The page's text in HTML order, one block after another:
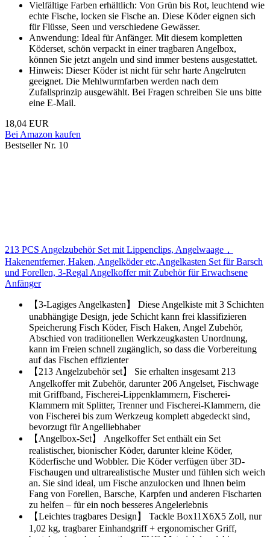
Vielfältige Farben erhältlich: Von Grün bis Rot, leuchtend wie
echte Fische, locken sie Fische an. Diese Köder eignen sich
für Flüsse, Seen und verschiedene Gewässer.
Anwendung: Ideal für Anfänger. Mit diesem kompletten
Köderset, schön verpackt in einer tragbaren Angelbox,
können Sie jetzt angeln und sind immer bestens ausgestattet.
Hinweis: Dieser Köder ist nicht für sehr harte Angelruten
geeignet. Die Mehlwurmfarben werden nach dem
Zufallsprinzip ausgewählt. Bei Fragen schreiben Sie uns bitte
eine E-Mail.
18,04 EUR
Bei Amazon kaufen
Bestseller Nr. 10
213 PCS Angelzubehör Set mit Lippenclips, Angelwaage，
Hakenentferner, Haken, Angelköder etc,Angelkasten Set für Barsch
und Forellen, 3-Regal Angelkoffer mit Zubehör für Erwachsene
Anfänger
【3-Lagiges Angelkasten】 Diese Angelkiste mit 3 Schichten
unabhängige Design, jede Schicht kann frei klassifizieren
Speicherung Fisch Köder, Fisch Haken, Angel Zubehör,
Abschied von traditionellen Werkzeugkasten Unordnung,
kann im Freien schnell zugänglich, so dass die Vorbereitung
auf das Fischen effizienter
【213 Angelzubehör set】 Sie erhalten insgesamt 213
Angelkoffer mit Zubehör, darunter 206 Angelset, Fischwage
mit Griffband, Fischerei-Lippenklammern, Fischerei-
Klammern mit Splitter, Trenner und Fischerei-Klammern, die
von Fischerei bis zum Werkzeug komplett abgedeckt sind,
bevorzugt für Angelliebhaber
【Angelbox-Set】 Angelkoffer Set enthält ein Set
realistischer, bionischer Köder, darunter kleine Köder,
Köderfische und Wobbler. Die Köder verfügen über 3D-
Fischaugen und ultrarealistische Muster und fühlen sich weich
an. Sie sind ideal, um Fische anzulocken und Ihnen beim
Fang von Forellen, Barsche, Karpfen und anderen Fischarten
zu helfen – für ein noch besseres Angelerlebnis
【Leichtes tragbares Design】 Tackle Box11X6X5 Zoll, nur
1,02 kg, tragbarer Einhandgriff + ergonomischer Griff,